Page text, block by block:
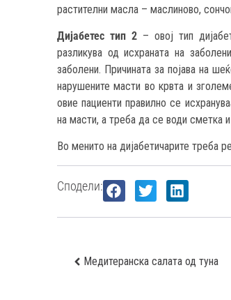
растителни масла – маслиново,
Дијабетес тип 2 – овој тип
разликува од исхраната на
заболени. Причината за појава на
нарушените масти во крвта и
овие пациенти правилно се
на масти, а треба да се води сметка
Во менито на дијабетичарите треба
Сподели:
Медитеранска салата од туна